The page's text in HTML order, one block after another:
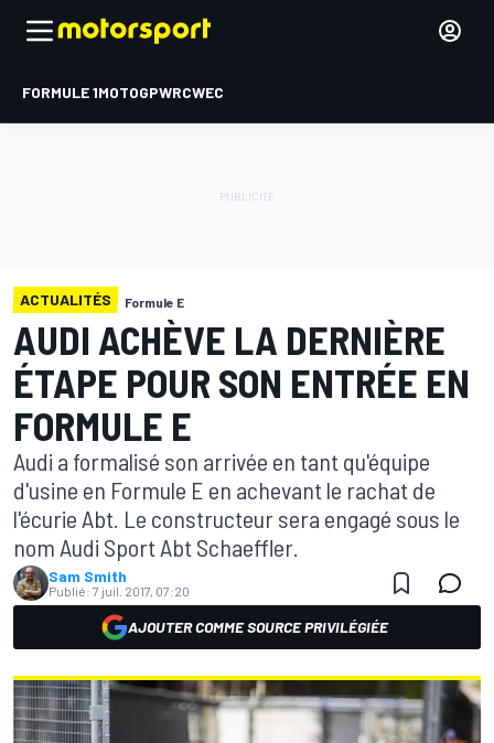
FORMULE 1MOTOGPWRCWEC
ACTUALITÉS Formule E
AUDI ACHÈVE LA DERNIÈRE
ÉTAPE POUR SON ENTRÉE EN
FORMULE E
Audi a formalisé son arrivée en tant qu'équipe
d'usine en Formule E en achevant le rachat de
l'écurie Abt. Le constructeur sera engagé sous le
nom Audi Sport Abt Schaeffler.
Sam Smith
Publié: 7 juil. 2017, 07:20
AJOUTER COMME SOURCE PRIVILÉGIÉE